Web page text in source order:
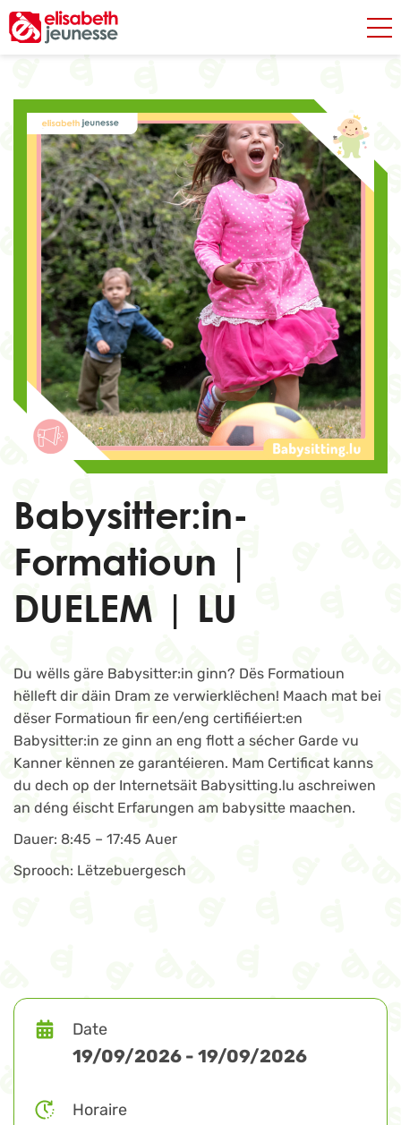
Babysitter:in-
Formatioun |
DUELEM | LU
Du wëlls gäre Babysitter:in ginn? Dës Formatioun
hëlleft dir däin Dram ze verwierklëchen! Maach mat bei
dëser Formatioun fir een/eng certifiéiert:en
Babysitter:in ze ginn an eng flott a sécher Garde vu
Kanner kënnen ze garantéieren. Mam Certificat kanns
du dech op der Internetsäit Babysitting.lu aschreiwen
an déng éischt Erfarungen am babysitte maachen.
Dauer: 8:45 – 17:45 Auer
Sprooch: Lëtzebuergesch
Date
19/09/2026 - 19/09/2026
Horaire